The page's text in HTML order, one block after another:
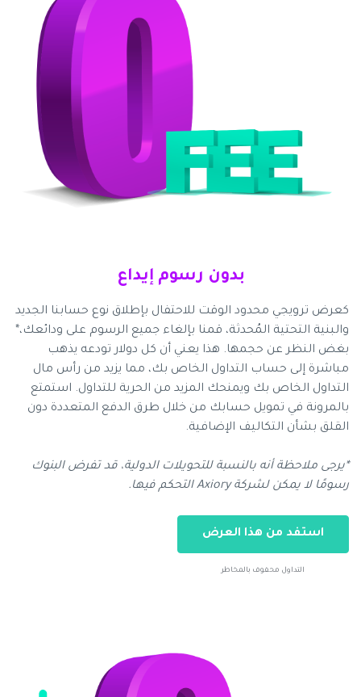
بدون رسوم إيداع
كعرض ترويجي محدود الوقت للاحتفال بإطلاق نوع حسابنا الجديد
والبنية التحتية المُحدثة، قمنا بإلغاء جميع الرسوم على ودائعك،*
بغض النظر عن حجمها. هذا يعني أن كل دولار تودعه يذهب
مباشرة إلى حساب التداول الخاص بك، مما يزيد من رأس مال
التداول الخاص بك ويمنحك المزيد من الحرية للتداول. استمتع
بالمرونة في تمويل حسابك من خلال طرق الدفع المتعددة دون
القلق بشأن التكاليف الإضافية.
*يرجى ملاحظة أنه بالنسبة للتحويلات الدولية، قد تفرض البنوك
رسومًا لا يمكن لشركة Axiory التحكم فيها.
استفد من هذا العرض
التداول محفوف بالمخاطر